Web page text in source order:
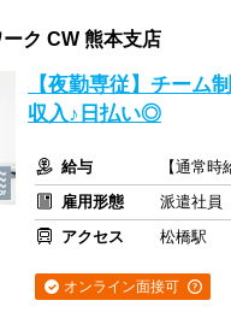
ク CW 熊本支店
【夜勤専従】チーム
収入♪日払い◎
給与
【通常
雇用形態
派遣社員
アクセス
松橋駅
オンライン面接可